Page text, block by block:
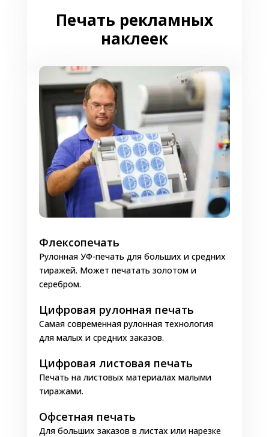
Печать рекламных
наклеек
Флексопечать
Рулонная УФ-печать для больших и средних
тиражей. Может печатать золотом и
серебром.
Цифровая рулонная печать
Самая современная рулонная технология
для малых и средних заказов.
Цифровая листовая печать
Печать на листовых материалах малыми
тиражами.
Офсетная печать
Для больших заказов в листах или нарезке